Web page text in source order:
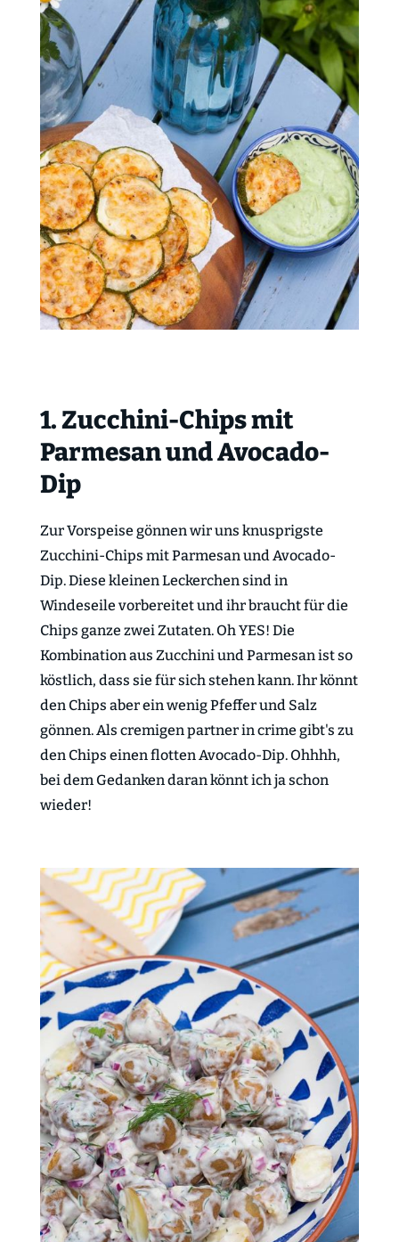
1. Zucchini-Chips mit
Parmesan und Avocado-
Dip
Zur Vorspeise gönnen wir uns knusprigste
Zucchini-Chips mit Parmesan und Avocado-
Dip. Diese kleinen Leckerchen sind in
Windeseile vorbereitet und ihr braucht für die
Chips ganze zwei Zutaten. Oh YES! Die
Kombination aus Zucchini und Parmesan ist so
köstlich, dass sie für sich stehen kann. Ihr könnt
den Chips aber ein wenig Pfeffer und Salz
gönnen. Als cremigen partner in crime gibt's zu
den Chips einen flotten Avocado-Dip. Ohhhh,
bei dem Gedanken daran könnt ich ja schon
wieder!